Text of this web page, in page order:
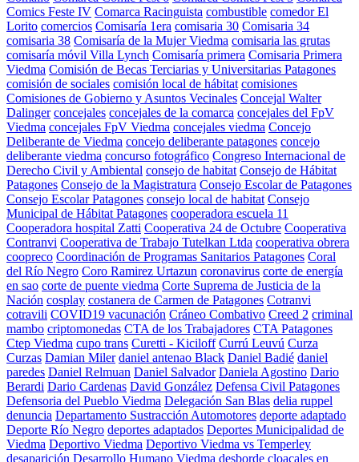
Comics Feste IV Comarca Racinguista combustible comedor El
Lorito comercios Comisaría 1era comisaria 30 Comisaria 34
comisaria 38 Comisaría de la Mujer Viedma comisaria las grutas
comisaría móvil Villa Lynch Comisaría primera Comisaria Primera
Viedma Comisión de Becas Terciarias y Universitarias Patagones
comisión de sociales comisión local de hábitat comisiones
Comisiones de Gobierno y Asuntos Vecinales Concejal Walter
Dalinger concejales concejales de la comarca concejales del FpV
Viedma concejales FpV Viedma concejales viedma Concejo
Deliberante de Viedma concejo deliberante patagones concejo
deliberante viedma concurso fotográfico Congreso Internacional de
Derecho Civil y Ambiental consejo de habitat Consejo de Hábitat
Patagones Consejo de la Magistratura Consejo Escolar de Patagones
Consejo Escolar Patagones consejo local de habitat Consejo
Municipal de Hábitat Patagones cooperadora escuela 11
Cooperadora hospital Zatti Cooperativa 24 de Octubre Cooperativa
Contranvi Cooperativa de Trabajo Tutelkan Ltda cooperativa obrera
coopreco Coordinación de Programas Sanitarios Patagones Coral
del Río Negro Coro Ramirez Urtazun coronavirus corte de energía
en sao corte de puente viedma Corte Suprema de Justicia de la
Nación cosplay costanera de Carmen de Patagones Cotranvi
cotravili COVID19 vacunación Cráneo Combativo Creed 2 criminal
mambo criptomonedas CTA de los Trabajadores CTA Patagones
Ctep Viedma cupo trans Curetti - Kiciloff Currú Leuvú Curza
Curzas Damian Miler daniel antenao Black Daniel Badié daniel
paredes Daniel Relmuan Daniel Salvador Daniela Agostino Dario
Berardi Dario Cardenas David González Defensa Civil Patagones
Defensoria del Pueblo Viedma Delegación San Blas delia ruppel
denuncia Departamento Sustracción Automotores deporte adaptado
Deporte Río Negro deportes adaptados Deportes Municipalidad de
Viedma Deportivo Viedma Deportivo Viedma vs Temperley
desaparición Desarrollo Humano Viedma desborde cloacales en